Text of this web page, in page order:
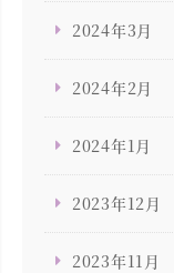
2024年3月
2024年2月
2024年1月
2023年12月
2023年11月